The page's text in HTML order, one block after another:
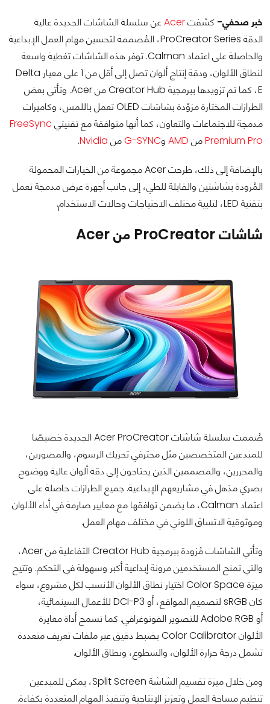
خبر صحفي- كشفتAcerعن سلسلة الشاشات الجديدة عالية
الدقة ProCreator Series، المُصممة لتحسين مهام العمل الإبداعية
والحاصلة على اعتماد Calman. توفر هذه الشاشات تغطية واسعة
لنطاق الألوان، ودقة إنتاج ألوان تصل إلى أقل من 1 على معيار Delta
E، كما تم تزويدها ببرمجية Creator Hub من Acer. وتأتي بعض
الطرازات المختارة مزوّدة بشاشات OLED تعمل باللمس، وكاميرات
مدمجة للاجتماعات والتعاون، كما أنها متوافقة مع تقنيتي FreeSync
Premium Proمن AMD وG-SYNCمن Nvidia
.
بالإضافة إلى ذلك، طرحت Acer مجموعة من الخيارات المحمولة
المُزودة بشاشتين والقابلة للطي، إلى جانب أجهزة عرض مدمجة تعمل
بتقنية LED، لتلبية مختلف الاحتياجات وحالات الاستخدام.
شاشات ProCreator من Acer
صُممت سلسلة شاشات Acer ProCreator الجديدة خصيصًا
للمبدعين المتخصصين مثل محترفي تحريك الرسوم، والمصورين،
والمحررين، والمصممين الذين يحتاجون إلى دقة ألوان عالية ووضوح
بصري مذهل في مشاريعهم الإبداعية. جميع الطرازات حاصلة على
اعتماد Calman، ما يضمن توافقها مع معايير صارمة في أداء الألوان
وموثوقية الاتساق اللوني في مختلف مهام العمل.
وتأتي الشاشات مُزودة ببرمجية Creator Hub التفاعلية من Acer،
والتي تمنح المستخدمين مرونة إبداعية أكبر وسهولة في التحكم. وتتيح
ميزة Color Space اختيار نطاق الألوان الأنسب لكل مشروع، سواء
كان sRGB لتصميم المواقع، أو DCI-P3 للأعمال السينمائية،
أو Adobe RGB للتصوير الفوتوغرافي. كما تسمح أداة معايرة
الألوان Color Calibrator بضبط دقيق عبر ملفات تعريف متعددة
تشمل درجة حرارة الألوان، والسطوع، ونطاق الألوان.
ومن خلال ميزة تقسيم الشاشة Split Screen، يمكن للمبدعين
تنظيم مساحة العمل وتعزيز الإنتاجية وتنفيذ المهام المتعددة بكفاءة.